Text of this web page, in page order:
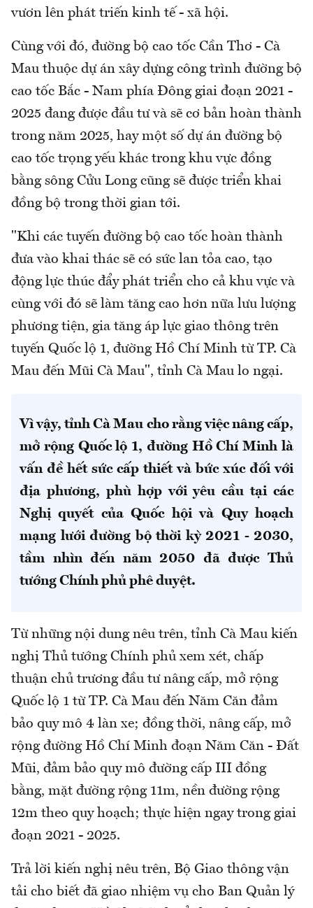
vươn lên phát triến kinh tế - xã hội.
Cùng với đó, đường bộ cao tốc Cần Thơ - Cà
Mau thuộc dự án xây dựng công trình đường bộ
cao tốc Bắc - Nam phía Đông giai đoạn 2021 -
2025 đang được đầu tư và sẽ cơ bản hoàn thành
trong năm 2025, hay một số dự án đường bộ
cao tốc trọng yếu khác trong khu vực đồng
bằng sông Cửu Long cũng sẽ được triển khai
đồng bộ trong thời gian tới.
"Khi các tuyến đường bộ cao tốc hoàn thành
đưa vào khai thác sẽ có sức lan tỏa cao, tạo
động lực thúc đẩy phát triển cho cả khu vực và
cùng với đó sẽ làm tăng cao hơn nữa lưu lượng
phương tiện, gia tăng áp lực giao thông trên
tuyến Quốc lộ 1, đường Hồ Chí Minh từ TP. Cà
Mau đến Mũi Cà Mau", tỉnh Cà Mau lo ngại.
Vì vậy, tỉnh Cà Mau cho rằng việc nâng cấp,
mở rộng Quốc lộ 1, đường Hồ Chí Minh là
vấn đề hết sức cấp thiết và bức xúc đối với
địa phương, phù hợp với yêu cầu tại các
Nghị quyết của Quốc hội và Quy hoạch
mạng lưới đường bộ thời kỳ 2021 - 2030,
tầm nhìn đến năm 2050 đã được Thủ
tướng Chính phủ phê duyệt.
Từ những nội dung nêu trên, tỉnh Cà Mau kiến
nghị Thủ tướng Chính phủ xem xét, chấp
thuận chủ trương đầu tư nâng cấp, mở rộng
Quốc lộ 1 từ TP. Cà Mau đến Năm Căn đảm
bảo quy mô 4 làn xe; đồng thời, nâng cấp, mở
rộng đường Hồ Chí Minh đoạn Năm Căn - Đất
Mũi, đảm bảo quy mô đường cấp III đồng
bằng, mặt đường rộng 11m, nền đường rộng
12m theo quy hoạch; thực hiện ngay trong giai
đoạn 2021 - 2025.
Trả lời kiến nghị nêu trên, Bộ Giao thông vận
tải cho biết đã giao nhiệm vụ cho Ban Quản lý